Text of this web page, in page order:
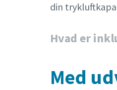
din
Hvad er
Med